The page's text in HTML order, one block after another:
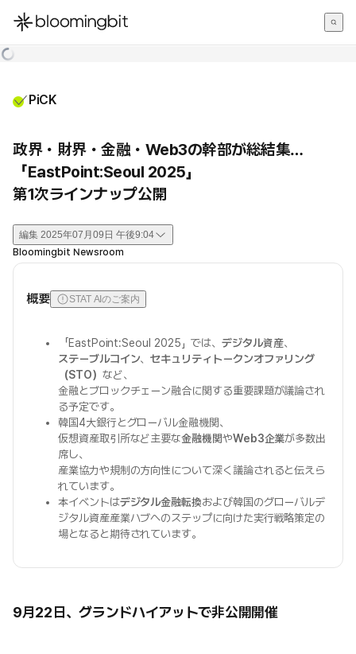
한국어
PiCK
政界・財界・金融・Web3の幹部が総結集…
「EastPoint:Seoul 2025」
第1次ラインナップ公開
編集 2025年07月09日 午後9:04
Bloomingbit Newsroom
概要 STAT AIのご案内
「EastPoint:Seoul 2025」では、デジタル資産、
ステーブルコイン、セキュリティトークンオファリング
（STO） など、
金融とブロックチェーン融合に関する重要課題が議論され
る予定です。
韓国4大銀行とグローバル金融機関、
仮想資産取引所など主要な金融機関やWeb3企業が多数出
席し、
産業協力や規制の方向性について深く議論されると伝えら
れています。
本イベントはデジタル金融転換および韓国のグローバルデ
ジタル資産産業ハブへのステップに向けた実行戦略策定の
場となると期待されています。
9月22日、グランドハイアットで非公開開催